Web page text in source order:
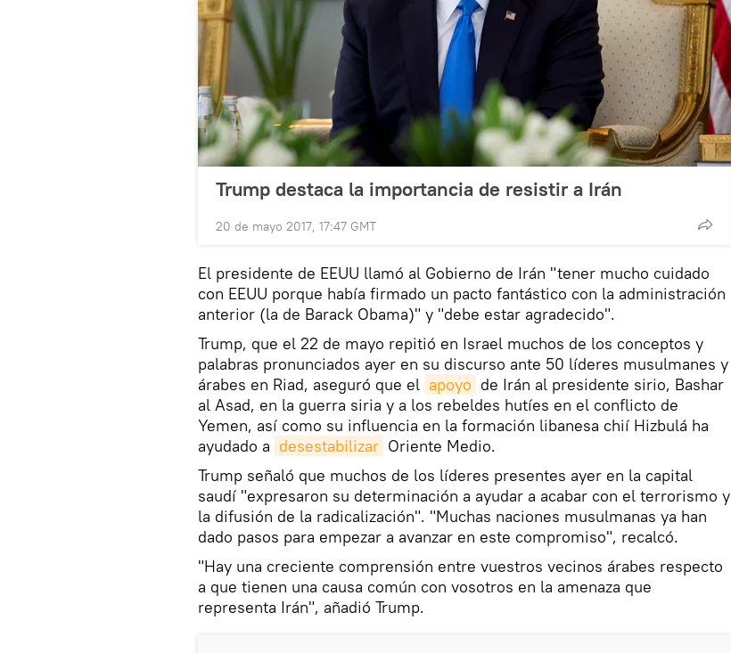
Trump destaca la importancia de resistir a Irán
20 de mayo 2017, 17:47 GMT
El presidente de EEUU llamó al Gobierno de Irán "tener mucho cuidado
con EEUU porque había firmado un pacto fantástico con la administración
anterior (la de Barack Obama)" y "debe estar agradecido".
Trump, que el 22 de mayo repitió en Israel muchos de los conceptos y
palabras pronunciados ayer en su discurso ante 50 líderes musulmanes y
árabes en Riad, aseguró que el apoyo de Irán al presidente sirio, Bashar
al Asad, en la guerra siria y a los rebeldes hutíes en el conflicto de
Yemen, así como su influencia en la formación libanesa chií Hizbulá ha
ayudado a desestabilizar Oriente Medio.
Trump señaló que muchos de los líderes presentes ayer en la capital
saudí "expresaron su determinación a ayudar a acabar con el terrorismo y
la difusión de la radicalización". "Muchas naciones musulmanas ya han
dado pasos para empezar a avanzar en este compromiso", recalcó.
"Hay una creciente comprensión entre vuestros vecinos árabes respecto
a que tienen una causa común con vosotros en la amenaza que
representa Irán", añadió Trump.